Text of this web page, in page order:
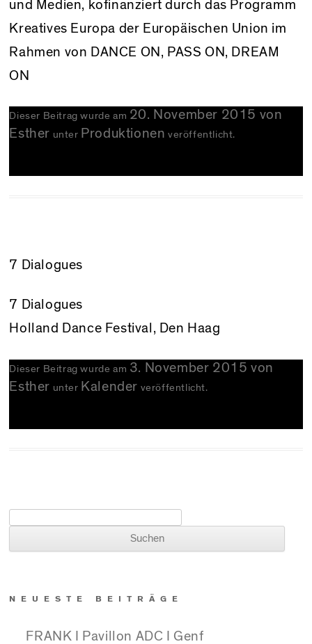
und Medien, kofinanziert durch das Programm
Kreatives Europa der Europäischen Union im
Rahmen von DANCE ON, PASS ON, DREAM
ON
Dieser Beitrag wurde am 20. November 2015 von
Esther unter Produktionen veröffentlicht.
7 Dialogues
7 Dialogues
Holland Dance Festival, Den Haag
Dieser Beitrag wurde am 3. November 2015 von
Esther unter Kalender veröffentlicht.
NEUESTE BEITRÄGE
FRANK I Pavillon ADC I Genf